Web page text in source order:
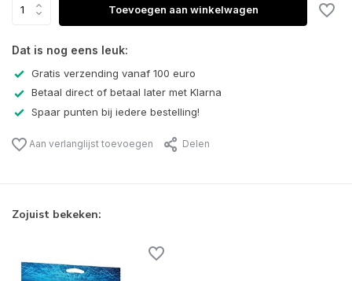
Toevoegen aan winkelwagen
Dat is nog eens leuk:
Gratis verzending vanaf 100 euro
Betaal direct of betaal later met Klarna
Spaar punten bij iedere bestelling!
Aan verlanglijst toevoegen Delen
Zojuist bekeken: